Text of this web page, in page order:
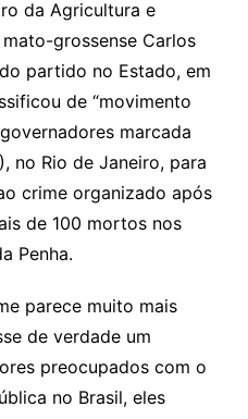
e
dI
n
l
e
Cl
a
s
sr
o
m
e
a
d
s
ai
l
ar
e
da Agricultura e
grossense Carlos
partido no Estado, em
de “movimento
marcada
no Rio de Janeiro, para
crime organizado após
de 100 mortos nos
Penha.
parece muito mais
de verdade um
preocupados com o
no Brasil, eles